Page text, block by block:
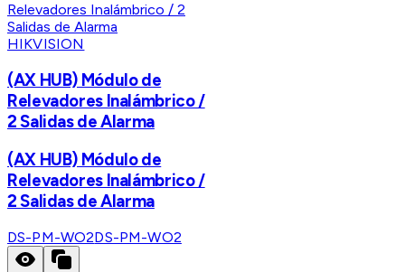
HIKVISION
(AX HUB) Módulo de
Relevadores Inalámbrico /
2 Salidas de Alarma
(AX HUB) Módulo de
Relevadores Inalámbrico /
2 Salidas de Alarma
DS-PM-WO2DS-PM-WO2